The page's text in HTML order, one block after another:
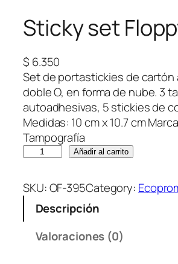
Sticky set
$ 6.350
Set de portastickies de cartón
doble O, en forma de nube. 3
autoadhesivas, 5 stickies de
Medidas: 10 cm x 10.7 cm
Tampografía
i
c
Añadir al carrito
SKU:OF-395Category:
Descripción
Valoraciones (0)